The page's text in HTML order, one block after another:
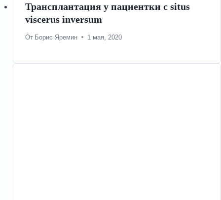
Трансплантация у пациентки с situs
viscerus inversum
От Борис Яремин 1 мая, 2020